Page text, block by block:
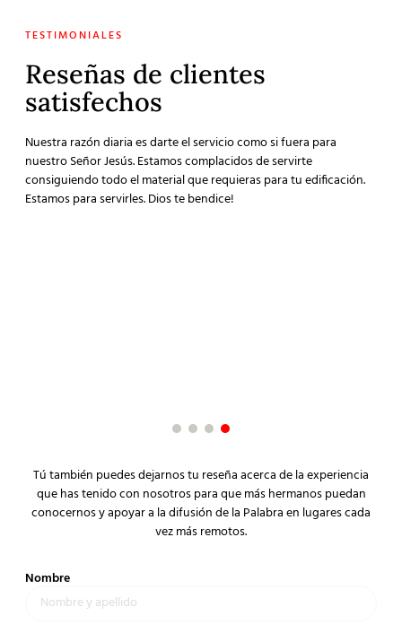
TESTIMONIALES
Reseñas de clientes
satisfechos
Nuestra razón diaria es darte el servicio como si fuera para
nuestro Señor Jesús. Estamos complacidos de servirte
consiguiendo todo el material que requieras para tu edificación.
Estamos para servirles. Dios te bendice!
Tú también puedes dejarnos tu reseña acerca de la experiencia
que has tenido con nosotros para que más hermanos puedan
conocernos y apoyar a la difusión de la Palabra en lugares cada
vez más remotos.
Nombre